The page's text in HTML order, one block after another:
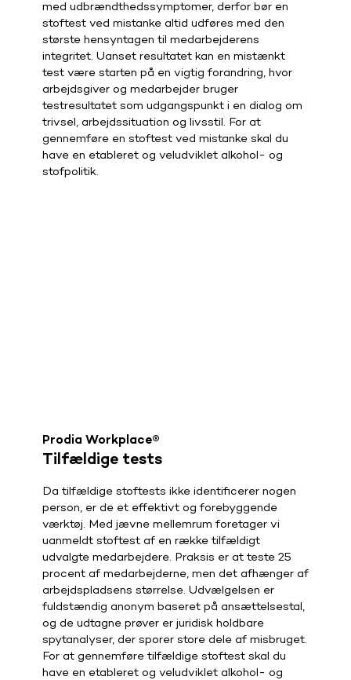
med udbrændthedssymptomer, derfor bør en
stoftest ved mistanke altid udføres med den
største hensyntagen til medarbejderens
integritet. Uanset resultatet kan en mistænkt
test være starten på en vigtig forandring, hvor
arbejdsgiver og medarbejder bruger
testresultatet som udgangspunkt i en dialog om
trivsel, arbejdssituation og livsstil. For at
gennemføre en stoftest ved mistanke skal du
have en etableret og veludviklet alkohol- og
stofpolitik.
Prodia Workplace®
Tilfældige tests
Da tilfældige stoftests ikke identificerer nogen
person, er de et effektivt og forebyggende
værktøj. Med jævne mellemrum foretager vi
uanmeldt stoftest af en række tilfældigt
udvalgte medarbejdere. Praksis er at teste 25
procent af medarbejderne, men det afhænger af
arbejdspladsens størrelse. Udvælgelsen er
fuldstændig anonym baseret på ansættelsestal,
og de udtagne prøver er juridisk holdbare
spytanalyser, der sporer store dele af misbruget.
For at gennemføre tilfældige stoftest skal du
have en etableret og veludviklet alkohol- og